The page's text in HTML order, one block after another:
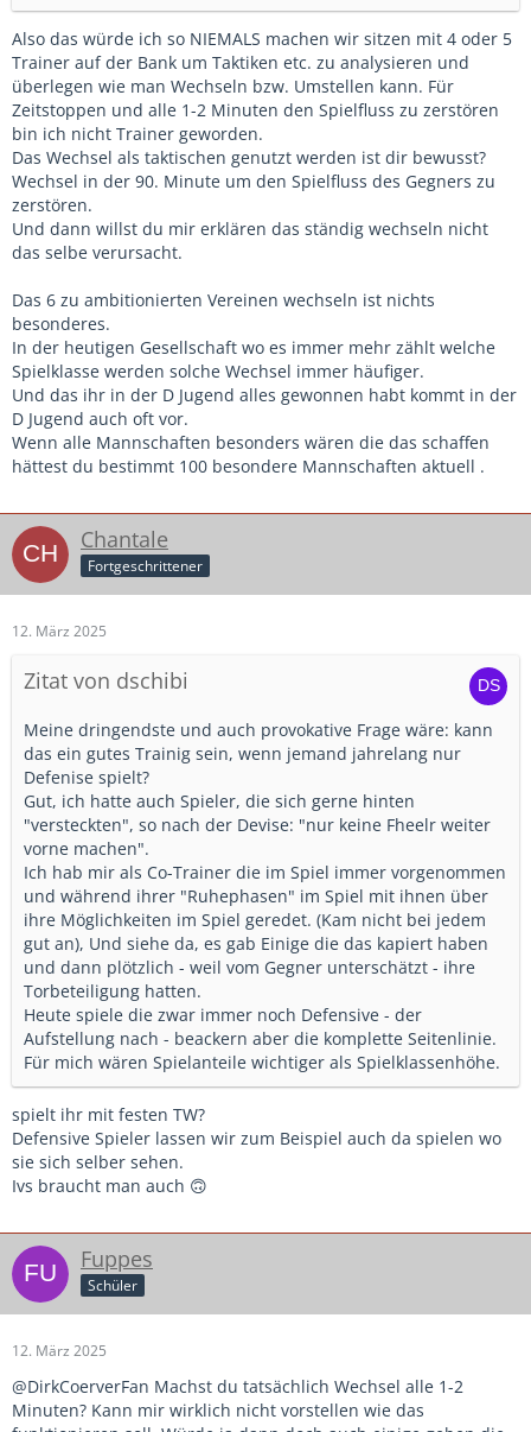
Der Ansatz "lasst sie kicken" ist perfekt. Im Training immer 1
gegen 1 bis max 3 gegen 3 plus evtl. Torwart (je nach
Alterstufe) auf kleinen Feldern spielen.
Spiele verlieren weil ständig gewechselt wird... was ist
daran so schlimm? Es geht doch in erster Linie um den Spaß
am Fußball.
Haben Kinder auf der Ersatzbank Spaß am Fußball? Können
sich Kinder auf der Ersatzbank weiter entwickeln? Können
die Kinder diese verlorene Zeit im Training wieder aufholen
oder wird die Schere zwischen den weit entwickelten und
den nicht so weit entwickelten Spielern immer größer?
immer um die 10 -14 Spieler mit zum Spiel), die von der G-
Jugend nichts anderers kannten als das ich oder ein
Elternteil mit der Stoppuhr am Rand standen, um die
nächste gerechte, rotierende Auswechslung nach 1 oder 2
Minuten vorzunehmen. Ausnahme war, sobald wir ein Tor
erzielten wurde der Torschütze mit einer Pause belohnt und
durfte sich hinten anstellen.
In der 7er G-Jugend haben wir immer sehr hoch verloren,
Kindern wichtiger als das Gewinnen.
In der D-Jugend waren wir 2 Jahre in der höchsten
Spielklasse und haben nur ganz selten verloren.
Das geniale an dieser Wechseltechnik, niemand fühlte sich
ausgebildet. Jeder war auf dem Spielfeld für alles zuständig.
Bezeichnung für weit entwickelte Kinder) fehlten, konnten
schließen. Noch besser wurde es, als 6 meiner
Vereinsspieler in der C-Jugend zu vermeintlich
höherklassigen Vereinen wechselten. Die verbleibenden
Spieler haben nicht aufgehört, hatten immer noch Spaß am
Fußball und sind mittlerweile im Seniorenbereich die
Stützen meines heimatlichen Dorfvereins.
Also das würde ich so NIEMALS machen wir sitzen mit 4 oder 5
Trainer auf der Bank um Taktiken etc. zu analysieren und
überlegen wie man Wechseln bzw. Umstellen kann. Für
Zeitstoppen und alle 1-2 Minuten den Spielfluss zu zerstören
bin ich nicht Trainer geworden.
Das Wechsel als taktischen genutzt werden ist dir bewusst?
Wechsel in der 90. Minute um den Spielfluss des Gegners zu
zerstören.
Und dann willst du mir erklären das ständig wechseln nicht
das selbe verursacht.
Das 6 zu ambitionierten Vereinen wechseln ist nichts
besonderes.
In der heutigen Gesellschaft wo es immer mehr zählt welche
Spielklasse werden solche Wechsel immer häufiger.
Und das ihr in der D Jugend alles gewonnen habt kommt in der
D Jugend auch oft vor.
Wenn alle Mannschaften besonders wären die das schaffen
hättest du bestimmt 100 besondere Mannschaften aktuell .
Chantale
Fortgeschrittener
12. März 2025
Zitat von dschibi
Meine dringendste und auch provokative Frage wäre: kann
das ein gutes Trainig sein, wenn jemand jahrelang nur
Defenise spielt?
Gut, ich hatte auch Spieler, die sich gerne hinten
"versteckten", so nach der Devise: "nur keine Fheelr weiter
vorne machen".
Ich hab mir als Co-Trainer die im Spiel immer vorgenommen
und während ihrer "Ruhephasen" im Spiel mit ihnen über
ihre Möglichkeiten im Spiel geredet. (Kam nicht bei jedem
gut an), Und siehe da, es gab Einige die das kapiert haben
und dann plötzlich - weil vom Gegner unterschätzt - ihre
Torbeteiligung hatten.
Heute spiele die zwar immer noch Defensive - der
Aufstellung nach - beackern aber die komplette Seitenlinie.
Für mich wären Spielanteile wichtiger als Spielklassenhöhe.
spielt ihr mit festen TW?
Defensive Spieler lassen wir zum Beispiel auch da spielen wo
sie sich selber sehen.
Ivs braucht man auch 🙃
Fuppes
Schüler
12. März 2025
@DirkCoerverFan Machst du tatsächlich Wechsel alle 1-2
Minuten? Kann mir wirklich nicht vorstellen wie das